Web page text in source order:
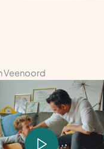
Veenoord